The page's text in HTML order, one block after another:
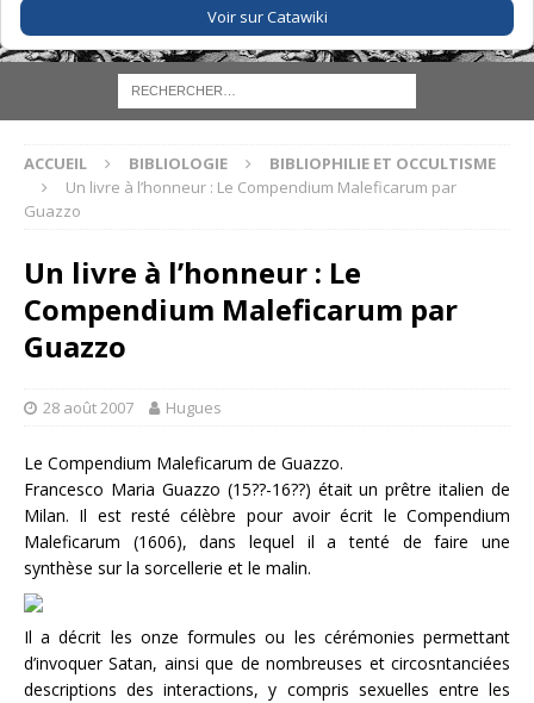
Voir sur Catawiki
ACCUEIL BIBLIOLOGIE
BIBLIOPHILIE ET OCCULTISME
Un livre à l’honneur : Le Compendium Maleficarum par
Guazzo
Un livre à l’honneur : Le
Compendium Maleficarum par
Guazzo
28 août 2007 Hugues
Le Compendium Maleficarum de Guazzo.
Francesco Maria Guazzo (15??-16??) était un prêtre italien de
Milan. Il est resté célèbre pour avoir écrit le Compendium
Maleficarum (1606), dans lequel il a tenté de faire une
synthèse sur la sorcellerie et le malin.
Il a décrit les onze formules ou les cérémonies permettant
d’invoquer Satan, ainsi que de nombreuses et circosntanciées
descriptions des interactions, y compris sexuelles entre les